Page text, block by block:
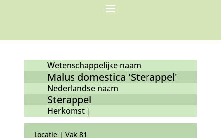
Wetenschappelijke naam
Malus domestica 'Sterappel'
Nederlandse naam
Sterappel
Herkomst |
Locatie | Vak 81